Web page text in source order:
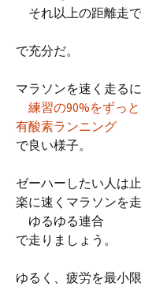
それ以上の距離走
で充分だ。
マラソンを速く走る
練習の90%をずっ
有酸素ランニング
で良い様子。
ゼーハーしたい人は
楽に速くマラソンを
ゆるゆる連合
で走りましょう。
ゆるく、疲労を最小